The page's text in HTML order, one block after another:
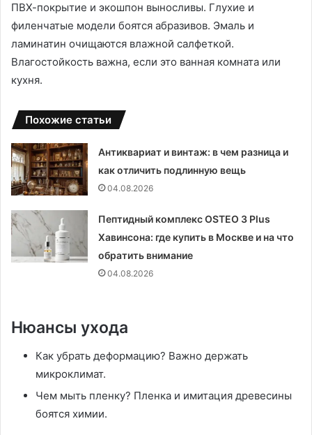
ПВХ-покрытие и экошпон выносливы. Глухие и
филенчатые модели боятся абразивов. Эмаль и
ламинатин очищаются влажной салфеткой.
Влагостойкость важна, если это ванная комната или
кухня.
Похожие статьи
Антиквариат и винтаж: в чем разница и
как отличить подлинную вещь
04.08.2026
Пептидный комплекс OSTEO 3 Plus
Хавинсона: где купить в Москве и на что
обратить внимание
04.08.2026
Нюансы ухода
Как убрать деформацию? Важно держать
микроклимат.
Чем мыть пленку? Пленка и имитация древесины
боятся химии.